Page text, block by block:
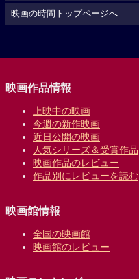
映画の時間トップページへ
映画作品情報
上映中の映画
今週の新作映画
近日公開の映画
人気シリーズ＆受賞作品
映画作品のレビュー
作品別にレビューを読む
映画館情報
全国の映画館
映画館のレビュー